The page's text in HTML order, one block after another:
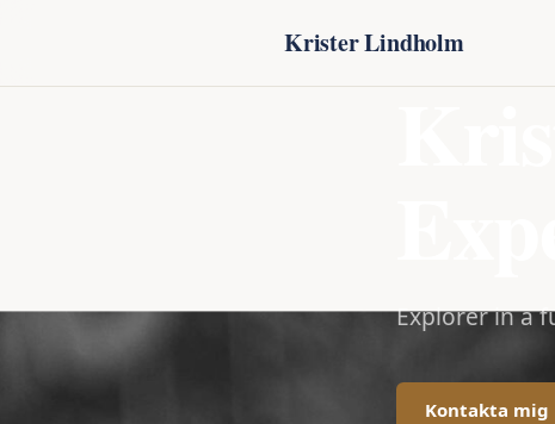
Krister Lindholm
Explorer in a
Kontakta mig